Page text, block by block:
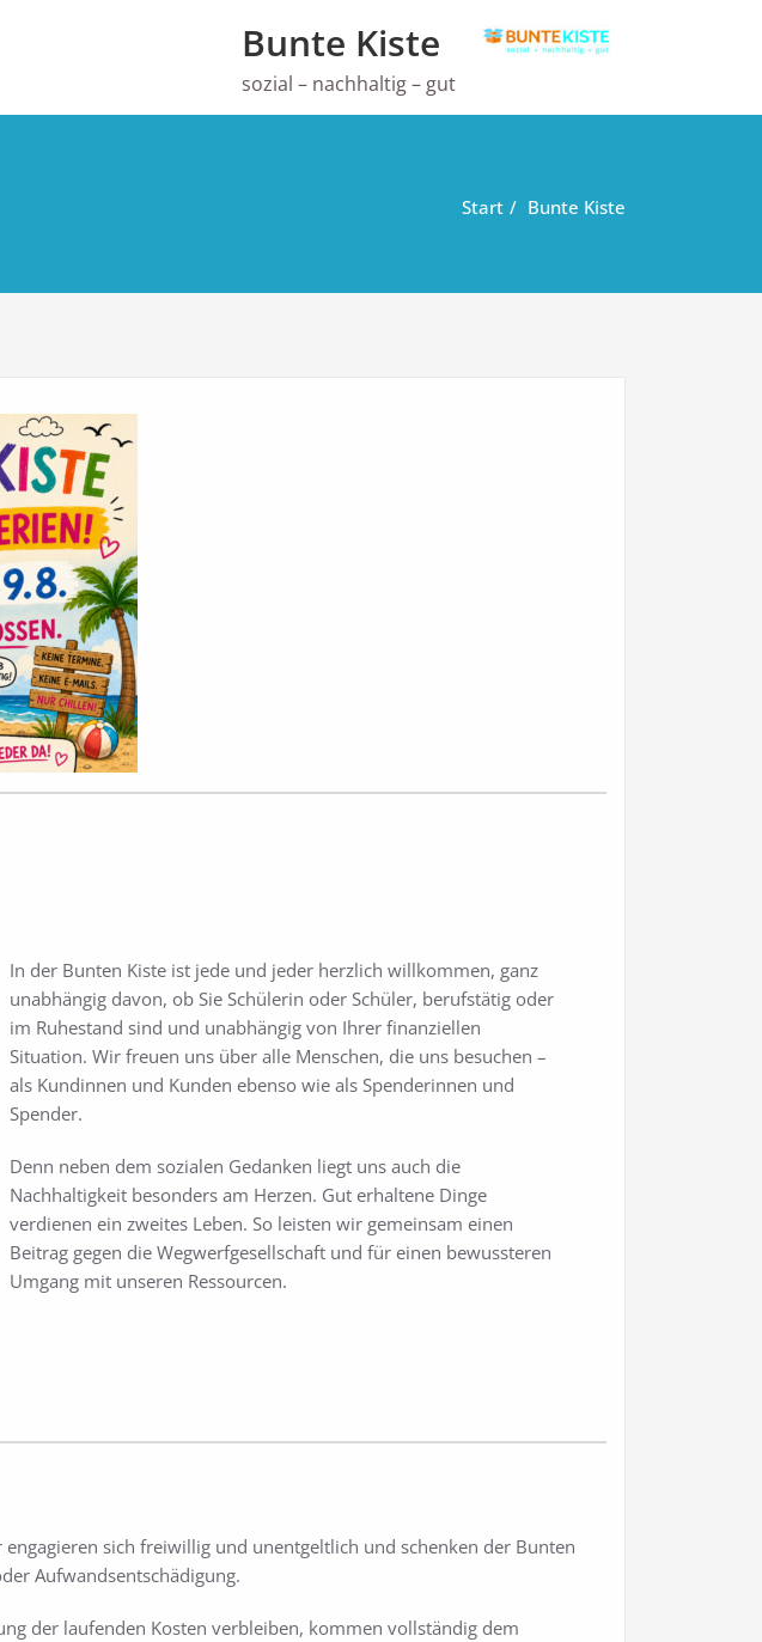
Bunte Kiste
sozial – nachhaltig – gut
Start Bunte Kiste
In der Bunten Kiste ist jede und jeder herzlich willkommen, ganz
unabhängig davon, ob Sie Schülerin oder Schüler, berufstätig oder
im Ruhestand sind und unabhängig von Ihrer finanziellen
Situation. Wir freuen uns über alle Menschen, die uns besuchen –
als Kundinnen und Kunden ebenso wie als Spenderinnen und
Spender.
Denn neben dem sozialen Gedanken liegt uns auch die
Nachhaltigkeit besonders am Herzen. Gut erhaltene Dinge
verdienen ein zweites Leben. So leisten wir gemeinsam einen
Beitrag gegen die Wegwerfgesellschaft und für einen bewussteren
Umgang mit unseren Ressourcen.
sich freiwillig und unentgeltlich und schenken der Bunten
Aufwandsentschädigung.
der laufenden Kosten verbleiben, kommen vollständig dem